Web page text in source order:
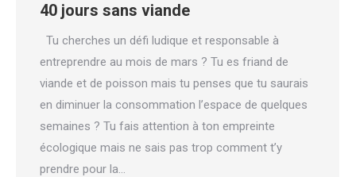
40 jours sans viande
Tu cherches un défi ludique et responsable à
entreprendre au mois de mars ? Tu es friand de
viande et de poisson mais tu penses que tu saurais
en diminuer la consommation l’espace de quelques
semaines ? Tu fais attention à ton empreinte
écologique mais ne sais pas trop comment t’y
prendre pour la…